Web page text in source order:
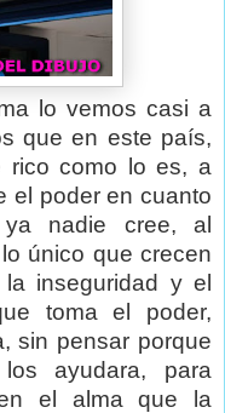
lo vemos casi a
que en este país,
rico como lo es, a
el poder en cuanto
nadie cree, al
único que crecen
inseguridad y el
toma el poder,
sin pensar porque
ayudara, para
el alma que la